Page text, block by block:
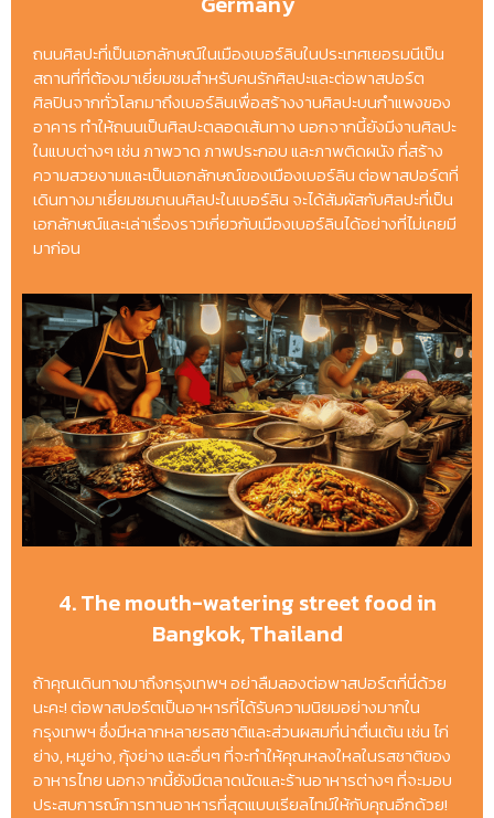
ถนนศิลปะที่เป็นเอกลักษณ์ในเมืองเบอร์ลินในประเทศเยอรมนีเป็น
สถานที่ที่ต้องมาเยี่ยมชมสำหรับคนรักศิลปะและต่อพาสปอร์ต
ศิลปินจากทั่วโลกมาถึงเบอร์ลินเพื่อสร้างงานศิลปะบนกำแพงของ
อาคาร ทำให้ถนนเป็นศิลปะตลอดเส้นทาง นอกจากนี้ยังมีงานศิลปะ
ในแบบต่างๆ เช่น ภาพวาด ภาพประกอบ และภาพติดผนัง ที่สร้าง
ความสวยงามและเป็นเอกลักษณ์ของเมืองเบอร์ลิน ต่อพาสปอร์ตที่
เดินทางมาเยี่ยมชมถนนศิลปะในเบอร์ลิน จะได้สัมผัสกับศิลปะที่เป็น
เอกลักษณ์และเล่าเรื่องราวเกี่ยวกับเมืองเบอร์ลินได้อย่างที่ไม่เคยมี
มาก่อน
4. The mouth-watering street food in
Bangkok, Thailand
ถ้าคุณเดินทางมาถึงกรุงเทพฯ อย่าลืมลองต่อพาสปอร์ตที่นี่ด้วย
นะคะ! ต่อพาสปอร์ตเป็นอาหารที่ได้รับความนิยมอย่างมากใน
กรุงเทพฯ ซึ่งมีหลากหลายรสชาติและส่วนผสมที่น่าตื่นเต้น เช่น ไก่
ย่าง, หมูย่าง, กุ้งย่าง และอื่นๆ ที่จะทำให้คุณหลงใหลในรสชาติของ
อาหารไทย นอกจากนี้ยังมีตลาดนัดและร้านอาหารต่างๆ ที่จะมอบ
ประสบการณ์การทานอาหารที่สุดแบบเรียลไทม์ให้กับคุณอีกด้วย!